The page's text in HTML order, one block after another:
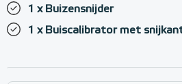
1 x Buizensnijder
1 x Buiscalibrator met